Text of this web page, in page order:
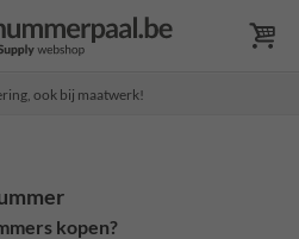
ook bij maatwerk!
kopen?